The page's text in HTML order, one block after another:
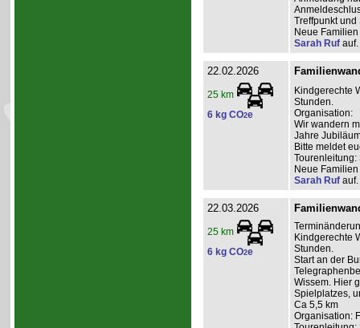
Treffpunkt und
Neue
Sarah Rufauf.
22.02.2026
25 km
6 kg CO2e
Kindgerechte
Stunden.
Organisation:
Wir wandern
Jahre
Bitte meldet
Tourenleitung:
Neue
Sarah Rufauf.
22.03.2026
25 km
6 kg CO2e
Kindgerechte
Stunden.
Start an der
Wissem. Hier
Spielplatzes,
Ca 5,5 km
Organisation: